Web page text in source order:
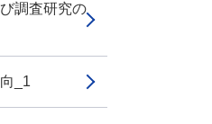
調査研究の
_1